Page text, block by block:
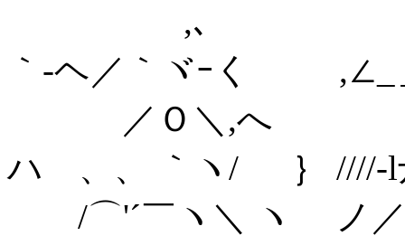
,､ /
｀‐ヘ／｀ヾｰく ,∠_
／Ｏ＼,へ ,. -
ハ 、、 ｀ヽ/ ｝ ////‐l
/⌒'´￣ヽ＼ ヽ ノ／